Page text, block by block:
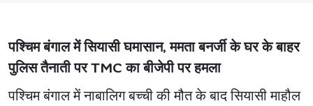
पश्चिम बंगाल में सियासी घमासान, ममता बनर्जी के घर के बाहर
पुलिस तैनाती पर TMC का बीजेपी पर हमला
पश्चिम बंगाल में नाबालिग बच्ची की मौत के बाद सियासी माहौल